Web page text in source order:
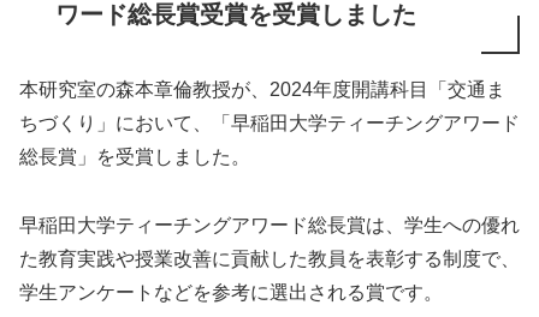
ワード総長賞受賞を受賞しました
本研究室の森本章倫教授が、2024年度開講科目「交通ま
ちづくり」において、「早稲田大学ティーチングアワード
総長賞」を受賞しました。
早稲田大学ティーチングアワード総長賞は、学生への優れ
た教育実践や授業改善に貢献した教員を表彰する制度で、
学生アンケートなどを参考に選出される賞です。